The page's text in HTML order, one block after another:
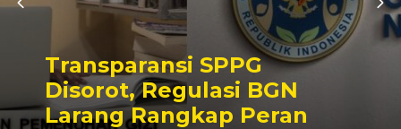
SPPG
Regulasi BGN
Rangkap Peran